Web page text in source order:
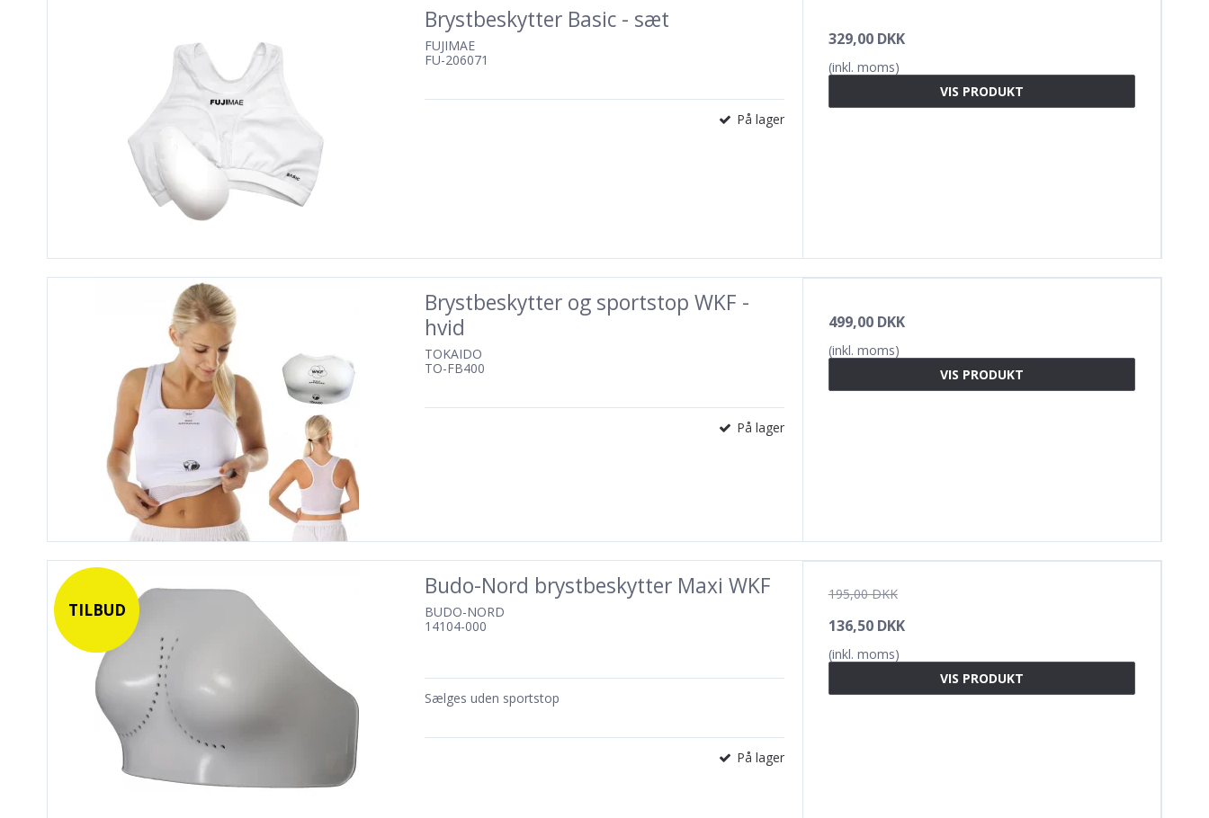
Brystbeskytter Basic - sæt
FUJIMAE
FU-206071
På lager
329,00 DKK
(inkl. moms)
VIS PRODUKT
Brystbeskytter og sportstop WKF -
hvid
TOKAIDO
TO-FB400
På lager
499,00 DKK
(inkl. moms)
VIS PRODUKT
TILBUD
Budo-Nord brystbeskytter Maxi WKF
BUDO-NORD
14104-000
Sælges uden sportstop
På lager
195,00 DKK
136,50 DKK
(inkl. moms)
VIS PRODUKT